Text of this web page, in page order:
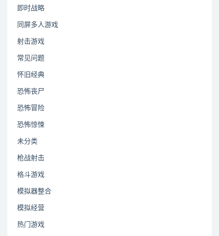
即时战略
同屏多人游戏
射击游戏
常见问题
怀旧经典
恐怖丧尸
恐怖冒险
恐怖惊悚
未分类
枪战射击
格斗游戏
模拟器整合
模拟经营
热门游戏